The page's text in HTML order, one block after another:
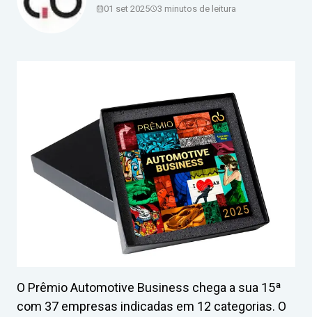
01 set 2025 3 minutos de leitura
O Prêmio Automotive Business chega a sua 15ª
com 37 empresas indicadas em 12 categorias. O